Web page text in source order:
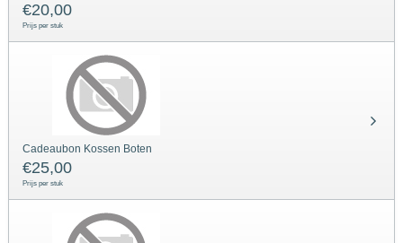
€20,00
Prijs per stuk
Cadeaubon Kossen Boten
€25,00
Prijs per stuk